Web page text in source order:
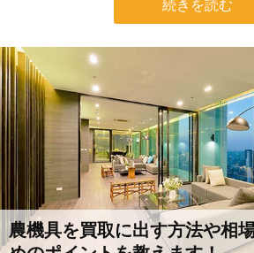
続きを読む
農機具を買取に出す方法や相